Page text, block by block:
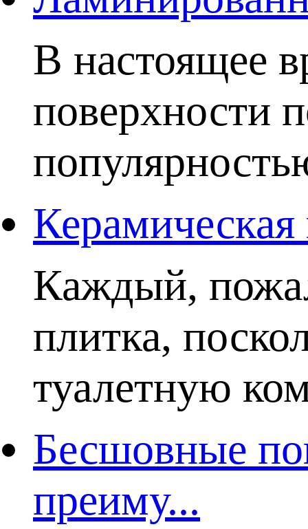
В настоящее
поверхности
Каждый,
плитка,
туалетную
Бесшовные
преиму...